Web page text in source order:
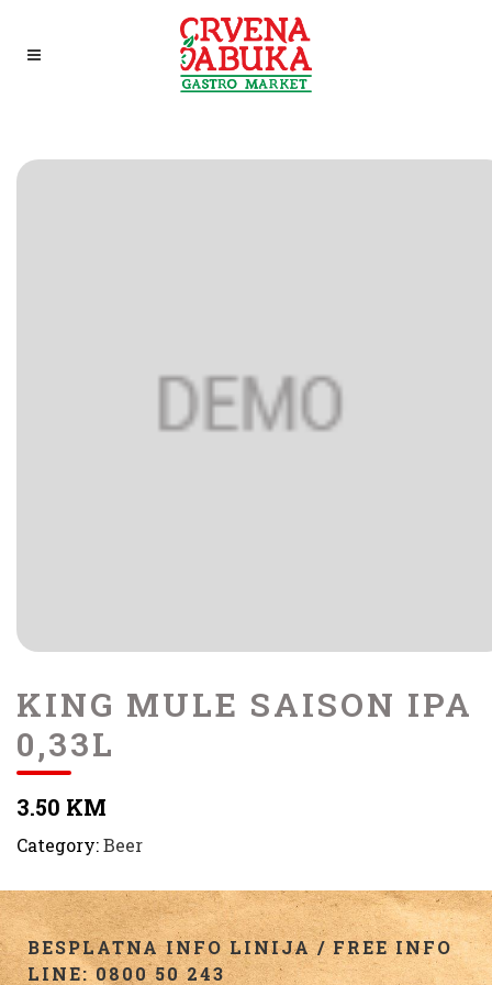
KING MULE SAISON IPA
0,33L
3.50 KM
Category:Beer
BESPLATNA INFO LINIJA / FREE INFO
LINE: 0800 50 243